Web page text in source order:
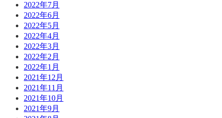
2022年7月
2022年6月
2022年5月
2022年4月
2022年3月
2022年2月
2022年1月
2021年12月
2021年11月
2021年10月
2021年9月